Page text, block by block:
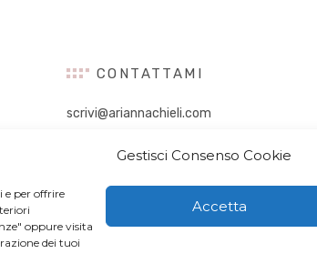
Gestisci Consenso Cookie
e per offrire
oppure visita
dei tuoi
Accetta
CONTATTAMI
scrivi@ariannachieli.com